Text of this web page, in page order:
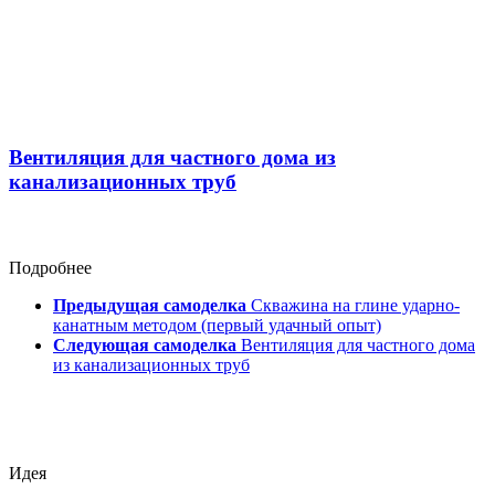
Вентиляция для частного дома из
канализационных труб
Подробнее
Предыдущая самоделка Скважина на глине ударно-
канатным методом (первый удачный опыт)
Следующая самоделка Вентиляция для частного дома
из канализационных труб
Идея